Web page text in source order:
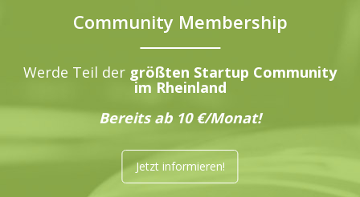
Community Membership
Werde Teil der größten Startup Community
im Rheinland
Bereits ab 10 €/Monat!
Jetzt informieren!